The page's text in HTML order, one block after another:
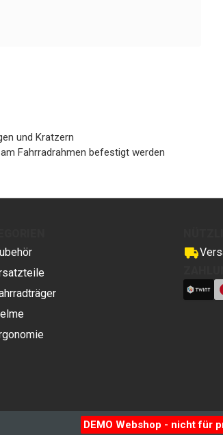
und Kratzern
Fahrradrahmen befestigt werden
DEMO Webshop - nicht für